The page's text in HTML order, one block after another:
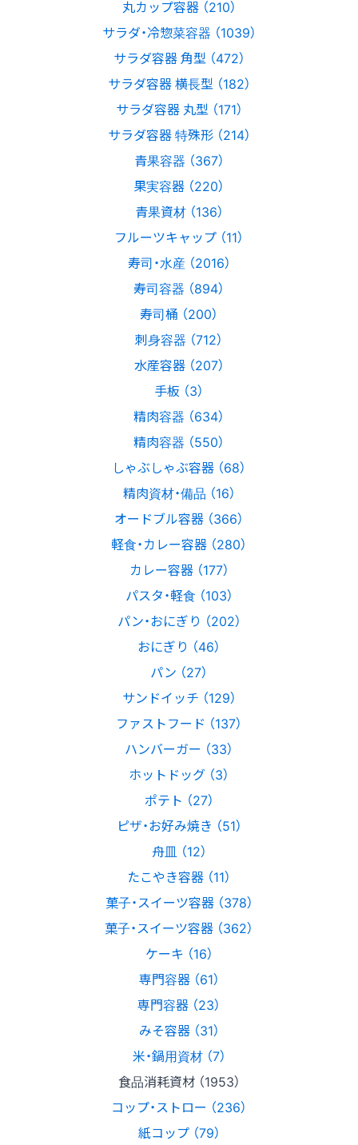
丸カップ容器 （210）
サラダ・冷惣菜容器 （1039）
サラダ容器 角型 （472）
サラダ容器 横長型 （182）
サラダ容器 丸型 （171）
サラダ容器 特殊形 （214）
青果容器 （367）
果実容器 （220）
青果資材 （136）
フルーツキャップ （11）
寿司・水産 （2016）
寿司容器 （894）
寿司桶 （200）
刺身容器 （712）
水産容器 （207）
手板 （3）
精肉容器 （634）
精肉容器 （550）
しゃぶしゃぶ容器 （68）
精肉資材・備品 （16）
オードブル容器 （366）
軽食・カレー容器 （280）
カレー容器 （177）
パスタ・軽食 （103）
パン・おにぎり （202）
おにぎり （46）
パン （27）
サンドイッチ （129）
ファストフード （137）
ハンバーガー （33）
ホットドッグ （3）
ポテト （27）
ピザ・お好み焼き （51）
舟皿 （12）
たこやき容器 （11）
菓子・スイーツ容器 （378）
菓子・スイーツ容器 （362）
ケーキ （16）
専門容器 （61）
専門容器 （23）
みそ容器 （31）
米・鍋用資材 （7）
食品消耗資材 （1953）
コップ・ストロー （236）
紙コップ （79）